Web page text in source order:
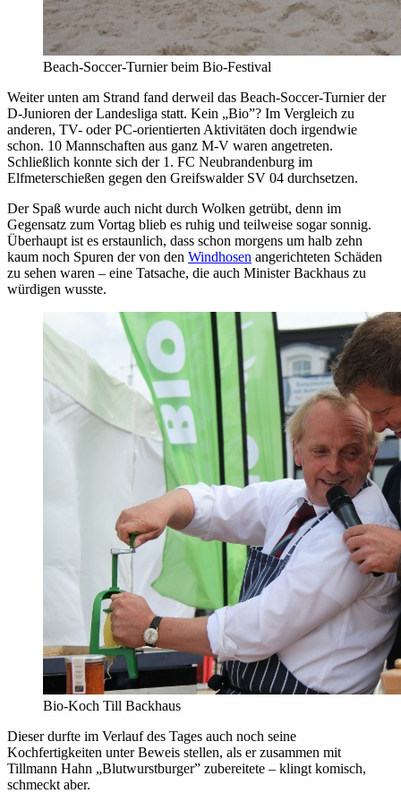
Beach-Soccer-Turnier beim Bio-Festival
Weiter unten am Strand fand derweil das Beach-Soccer-Turnier der
D-Junioren der Landesliga statt. Kein „Bio”? Im Vergleich zu
anderen, TV- oder PC-orientierten Aktivitäten doch irgendwie
schon. 10 Mannschaften aus ganz M-V waren angetreten.
Schließlich konnte sich der 1. FC Neubrandenburg im
Elfmeterschießen gegen den Greifswalder SV 04 durchsetzen.
Der Spaß wurde auch nicht durch Wolken getrübt, denn im
Gegensatz zum Vortag blieb es ruhig und teilweise sogar sonnig.
Überhaupt ist es erstaunlich, dass schon morgens um halb zehn
kaum noch Spuren der von den Windhosen angerichteten Schäden
zu sehen waren – eine Tatsache, die auch Minister Backhaus zu
würdigen wusste.
Bio-Koch Till Backhaus
Dieser durfte im Verlauf des Tages auch noch seine
Kochfertigkeiten unter Beweis stellen, als er zusammen mit
Tillmann Hahn „Blutwurstburger” zubereitete – klingt komisch,
schmeckt aber.